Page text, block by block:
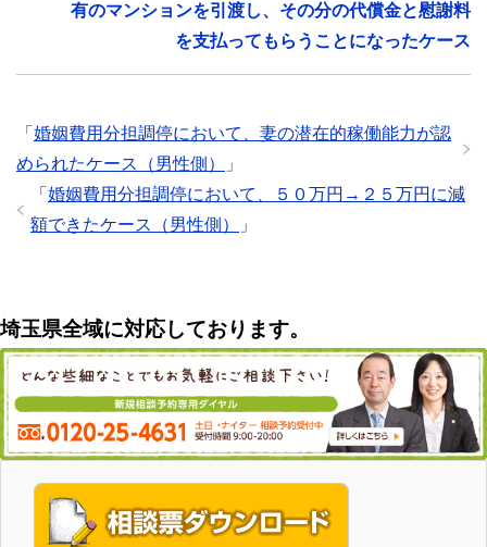
有のマンションを引渡し、その分の代償金と慰謝料
を支払ってもらうことになったケース
「 婚姻費用分担調停において、妻の潜在的稼働能力が認
められたケース（男性側）
」
「 婚姻費用分担調停において、５０万円→２５万円に減
額できたケース（男性側）
」
埼玉県全域に対応しております。